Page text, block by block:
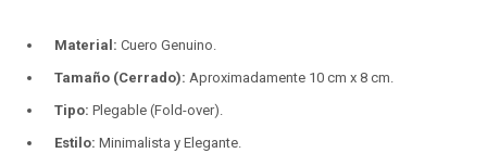
Material: Cuero Genuino.
Tamaño (Cerrado): Aproximadamente 10 cm x 8 cm.
Tipo: Plegable (Fold-over).
Estilo: Minimalista y Elegante.